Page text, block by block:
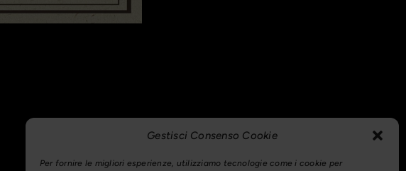
Gestisci Consenso Cookie
Per fornire le migliori esperienze, utilizziamo tecnologie come i cookie per